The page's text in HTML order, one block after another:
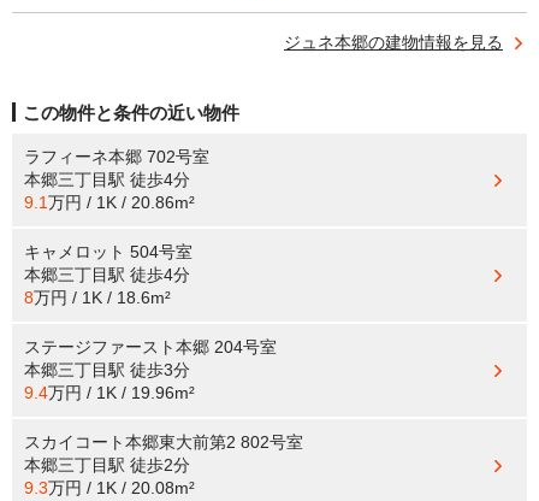
ジュネ本郷の建物情報を見る
この物件と条件の近い物件
ラフィーネ本郷 702号室
本郷三丁目駅 徒歩4分
9.1万円 / 1K / 20.86m²
キャメロット 504号室
本郷三丁目駅 徒歩4分
8万円 / 1K / 18.6m²
ステージファースト本郷 204号室
本郷三丁目駅 徒歩3分
9.4万円 / 1K / 19.96m²
スカイコート本郷東大前第2 802号室
本郷三丁目駅 徒歩2分
9.3万円 / 1K / 20.08m²